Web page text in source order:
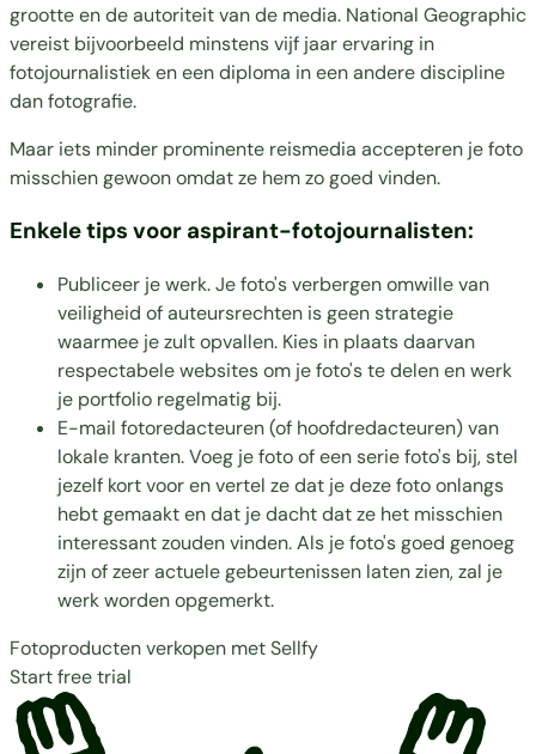
grootte en de autoriteit van de media. National Geographic
vereist bijvoorbeeld minstens vijf jaar ervaring in
fotojournalistiek en een diploma in een andere discipline
dan fotografie.
Maar iets minder prominente reismedia accepteren je foto
misschien gewoon omdat ze hem zo goed vinden.
Enkele tips voor aspirant-fotojournalisten:
Publiceer je werk. Je foto's verbergen omwille van
veiligheid of auteursrechten is geen strategie
waarmee je zult opvallen. Kies in plaats daarvan
respectabele websites om je foto's te delen en werk
je portfolio regelmatig bij.
E-mail fotoredacteuren (of hoofdredacteuren) van
lokale kranten. Voeg je foto of een serie foto's bij, stel
jezelf kort voor en vertel ze dat je deze foto onlangs
hebt gemaakt en dat je dacht dat ze het misschien
interessant zouden vinden. Als je foto's goed genoeg
zijn of zeer actuele gebeurtenissen laten zien, zal je
werk worden opgemerkt.
Fotoproducten verkopen met Sellfy
Start free trial